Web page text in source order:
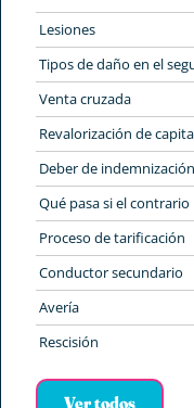
Lesiones
Tipos de daño en el
Venta cruzada
Revalorización de
Deber de indemnización
Qué pasa si el
Proceso de tarificación
Conductor secundario
Avería
Rescisión
Ver todos